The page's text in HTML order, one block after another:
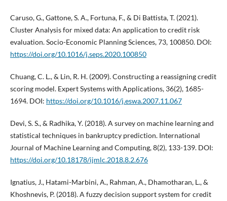
Caruso, G., Gattone, S. A., Fortuna, F., & Di Battista, T. (2021).
Cluster Analysis for mixed data: An application to credit risk
evaluation. Socio-Economic Planning Sciences, 73, 100850. DOI:
https://doi.org/10.1016/j.seps.2020.100850
Chuang, C. L., & Lin, R. H. (2009). Constructing a reassigning credit
scoring model. Expert Systems with Applications, 36(2), 1685-
1694. DOI: https://doi.org/10.1016/j.eswa.2007.11.067
Devi, S. S., & Radhika, Y. (2018). A survey on machine learning and
statistical techniques in bankruptcy prediction. International
Journal of Machine Learning and Computing, 8(2), 133-139. DOI:
https://doi.org/10.18178/ijmlc.2018.8.2.676
Ignatius, J., Hatami-Marbini, A., Rahman, A., Dhamotharan, L., &
Khoshnevis, P. (2018). A fuzzy decision support system for credit